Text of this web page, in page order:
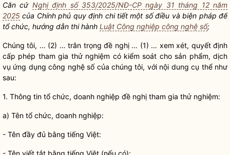
Căn cứ Nghị định số 353/2025/NĐ-CP ngày 31 tháng 12 năm
2025 của Chính phủ quy định chi tiết một số điều và biện pháp để
tổ chức, hướng dẫn thi hành Luật Công nghiệp công nghệ số;
Chúng tôi, … (2) … trân trọng đề nghị … (1) … xem xét, quyết định
cấp phép tham gia thử nghiệm có kiểm soát cho sản phẩm, dịch
vụ ứng dụng công nghệ số của chúng tôi, với nội dung cụ thể như
sau:
1. Thông tin tổ chức, doanh nghiệp đề nghị tham gia thử nghiệm:
a) Tên tổ chức, doanh nghiệp:
- Tên đầy đủ bằng tiếng Việt:
- Tên viết tắt bằng tiếng Việt (nếu có):